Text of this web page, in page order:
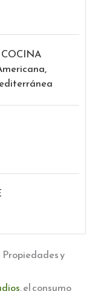
COCINA
Propiedades y
, el consumo